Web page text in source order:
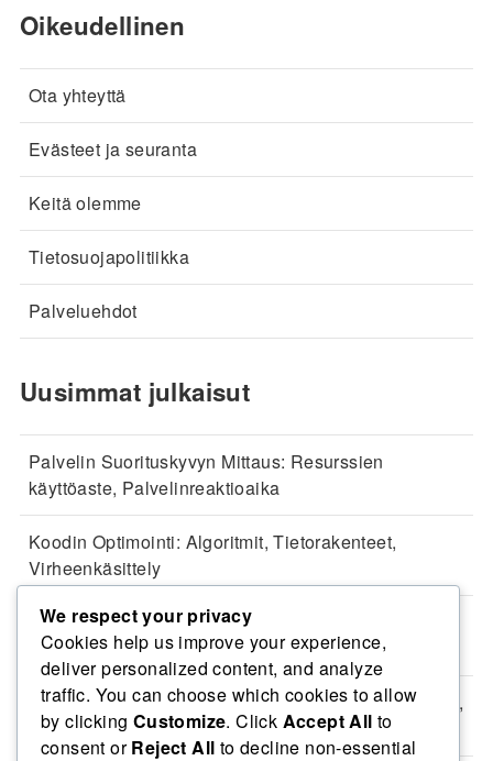
Oikeudellinen
Ota yhteyttä
Evästeet ja seuranta
Keitä olemme
Tietosuojapolitiikka
Palveluehdot
Uusimmat julkaisut
Palvelin Suorituskyvyn Mittaus: Resurssien
käyttöaste, Palvelinreaktioaika
Koodin Optimointi: Algoritmit, Tietorakenteet,
Virheenkäsittely
Tietokannan Hallinta: Käyttäjäoikeudet, Tietoturva,
Auditointi
Koodin Suorituskyvyn Parantaminen: Asynkronisuus,
Rinnakkaisuus, Välimuisti
We respect your privacy
Cookies help us improve your experience,
deliver personalized content, and analyze
traffic. You can choose which cookies to allow
by clicking Customize. Click Accept All to
consent orReject All to decline non-essential